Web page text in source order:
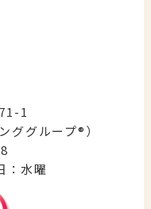
1
ググループ®︎）
：水曜